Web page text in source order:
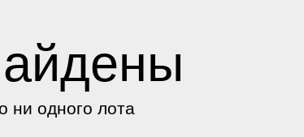
ни одного лота